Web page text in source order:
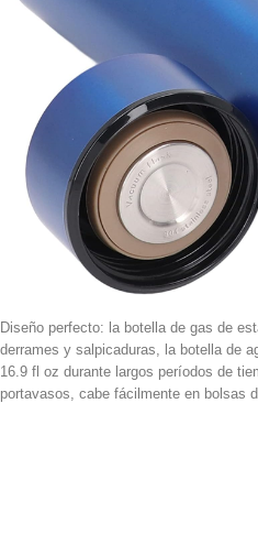
Diseño perfecto: la botella de gas de
derrames y salpicaduras, la botella de
16.9 fl oz durante largos períodos de
portavasos, cabe fácilmente en bolsas